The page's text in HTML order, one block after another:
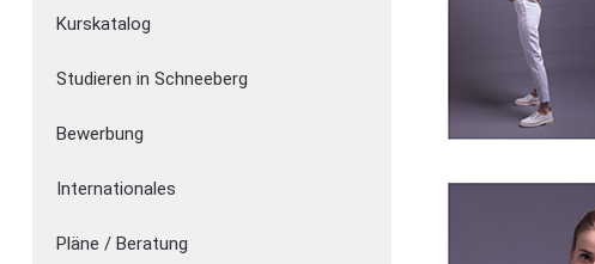
Kurskatalog
Studieren in Schneeberg
Bewerbung
Internationales
Pläne / Beratung